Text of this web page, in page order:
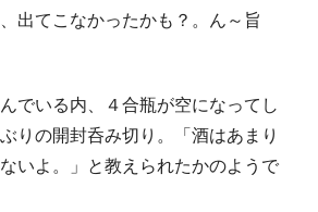
出てこなかったかも？。ん～旨
でいる内、４合瓶が空になってし
りの開封呑み切り。「酒はあまり
いよ。」と教えられたかのようで